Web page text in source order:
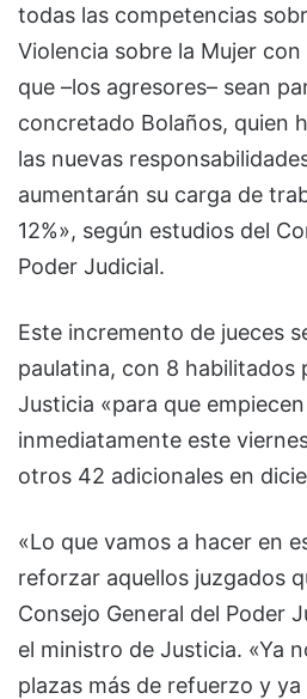
todas las competencias
Violencia sobre la Mujer
que –los agresores– sean
concretado Bolaños, quien
las nuevas
aumentarán su carga de
12%», según estudios del
Poder Judicial.
Este incremento de jueces
paulatina, con 8 habilitados
Justicia «para que
inmediatamente este
otros 42 adicionales en
«Lo que vamos a hacer en
reforzar aquellos juzgados
Consejo General del Poder
el ministro de Justicia. «Ya
plazas más de refuerzo y